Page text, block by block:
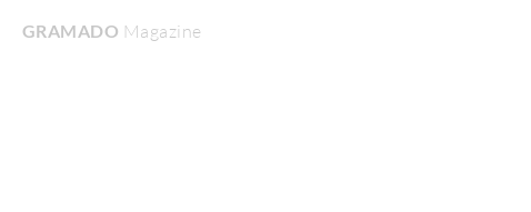
GRAMADO MagazineHome